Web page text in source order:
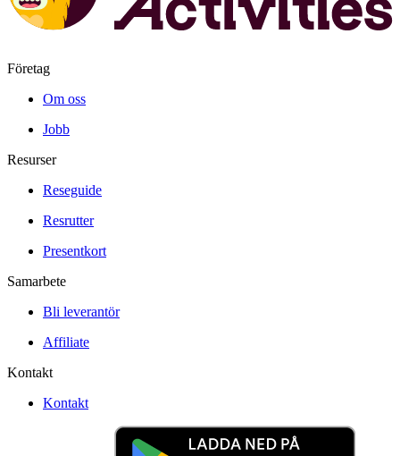
Företag
Om oss
Jobb
Resurser
Reseguide
Resrutter
Presentkort
Samarbete
Bli leverantör
Affiliate
Kontakt
Kontakt